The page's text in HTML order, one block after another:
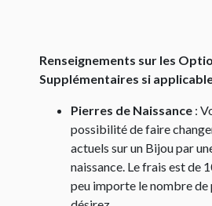
Renseignements sur les
Supplémentaires si
Pierres de Naissance :
possibilité de faire
actuels sur un Bijou par
naissance. Le frais est de
peu importe le nombre de